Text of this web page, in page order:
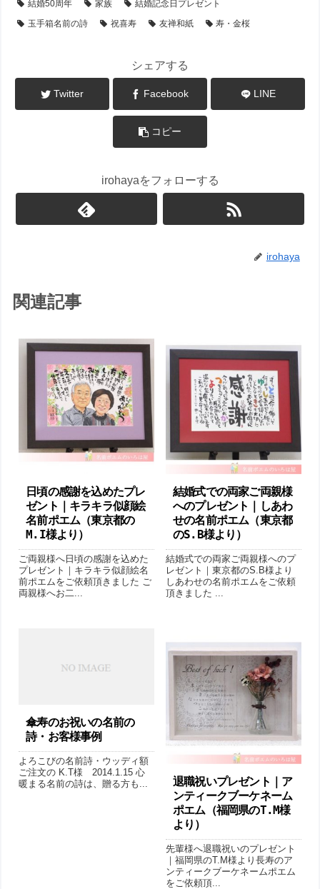
結婚50周年 家族
結婚記念日プレゼント
玉手箱名前の詩
祝喜寿 友禅和紙 寿・金桜
シェアする
Twitter Facebook LINE
コピー
irohayaをフォローする
irohaya
関連記事
日頃の感謝を込めたプレ
ゼント｜キラキラ似顔絵
名前ポエム（東京都の
M.I様より ）
ご両親様へ日頃の感謝を込めた
プレゼント｜キラキラ似顔絵名
前ポエムをご依頼頂きました ご
両親様へお二...
結婚式での両家ご両親様
へのプレゼント｜しあわ
せの名前ポエム（東京都
のS.B様より ）
結婚式での両家ご両親様へのプ
レゼント｜東京都のS.B様より
しあわせの名前ポエムをご依頼
頂きました ...
傘寿のお祝いの名前の
詩・お客様事例
よろこびの名前詩・ウッディ額
ご注文の K.T様 2014.1.15 心
暖まる名前の詩は、贈る方も...
退職祝いプレゼント｜ア
ンティークブーケネーム
ポエム（福岡県のT.M様
より ）
先輩様へ退職祝いのプレゼント
｜福岡県のT.M様より長寿のア
ンティークブーケネームポエム
をご依頼頂...